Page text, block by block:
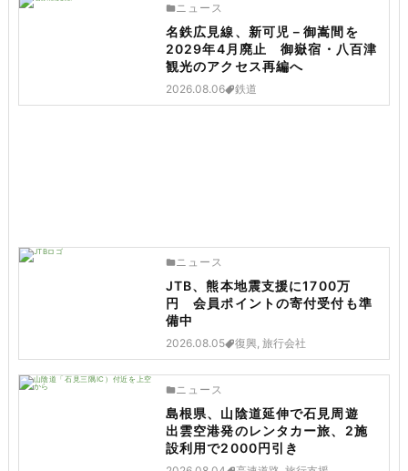
ニュース
名鉄広見線、新可児－御嵩間を
2029年4月廃止 御嶽宿・八百津
観光のアクセス再編へ
2026.08.06 鉄道
ニュース
JTB、熊本地震支援に1700万
円 会員ポイントの寄付受付も準
備中
2026.08.05 復興, 旅行会社
ニュース
島根県、山陰道延伸で石見周遊
出雲空港発のレンタカー旅、2施
設利用で2000円引き